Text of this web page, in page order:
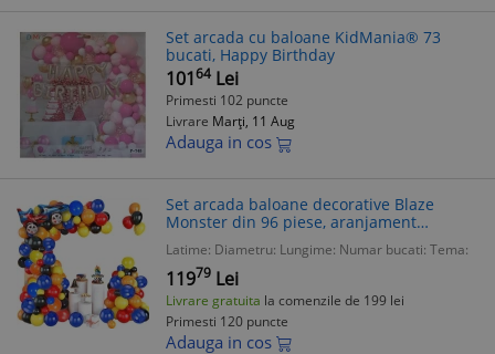
Set arcada cu baloane KidMania® 73
bucati, Happy Birthday
10164 Lei
Primesti 102 puncte
Livrare Marți, 11 Aug
Adauga in cos
Set arcada baloane decorative Blaze
Monster din 96 piese, aranjament
petreceri, calitate latex Extra, Multicolor
Latime: Diametru: Lungime: Numar bucati: Tema:
11979 Lei
Livrare gratuita la comenzile de 199 lei
Primesti 120 puncte
Adauga in cos